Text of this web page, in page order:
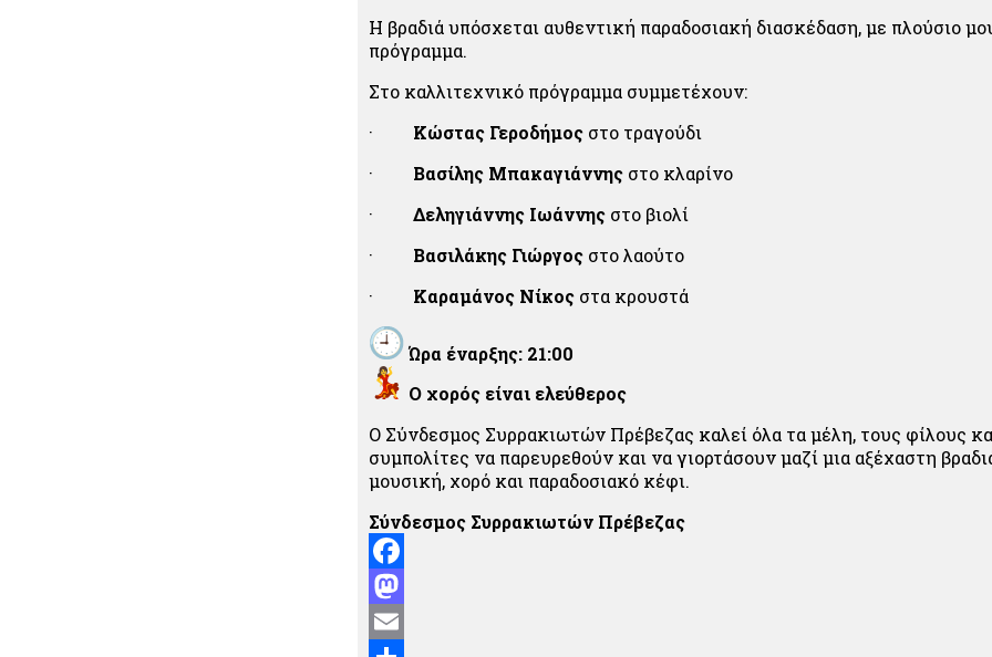
Η βραδιά υπόσχεται αυθεντική παραδοσιακή διασκέδαση, με πλούσιο
πρόγραμμα.
Στο καλλιτεχνικό πρόγραμμα συμμετέχουν:
· Κώστας Γεροδήμος στο τραγούδι
· Βασίλης Μπακαγιάννης στο κλαρίνο
· Δεληγιάννης Ιωάννης στο βιολί
· Βασιλάκης Γιώργος στο λαούτο
· Καραμάνος Νίκος στα κρουστά
Ώρα έναρξης: 21:00
Ο χορός είναι ελεύθερος
Ο Σύνδεσμος Συρρακιωτών Πρέβεζας καλεί όλα τα μέλη, τους φίλους
συμπολίτες να παρευρεθούν και να γιορτάσουν μαζί μια αξέχαστη
μουσική, χορό και παραδοσιακό κέφι.
Σύνδεσμος Συρρακιωτών Πρέβεζας
Facebook
Mastodon